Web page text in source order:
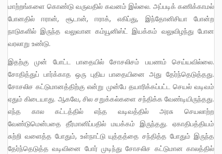
மாற்றங்களை கொண்டு வருவதில் கவனம் இல்லை. அப்படிக் கணிக்காமல்
போனதில் ஈரான், சூடான், ஈராக், எகிப்து, இந்தோனிசியா போன்ற
நாடுகளில் இருந்த வலுவான கம்யூனிஸ்ட் இயக்கம் வலுவிழந்து போன
வரலாறு உண்டு.
இதற்கு முன் போட்ட பாதையில் சோசலிசம் பயணம் செய்யவில்லை.
சோதித்துப் பார்க்காத ஒரு புதிய பாதையினை அது தேர்ந்தெடுத்தது.
சோசலிச கட்டுமானத்திற்கு என்று முன்பே தயாரிக்கப்பட்ட செயல் வடிவம்
ஏதும் கிடையாது. ஆகவே, சில சறுக்கல்களை சந்திக்க வேண்டியிருந்தது.
எந்த கால கட்டத்தில் எந்த வடிவத்தில் அரசு செயலாற்ற
வேண்டுமென்பதை தீர்மானிப்பதில் மயக்கம் இருந்தது. ஏகாதிபத்தியம்
சுற்றி வளைத்த போதும், உள்நாட்டு யுத்தத்தை சந்தித்த போதும் இருந்த
தேர்ந்தெடுத்த வடிவினை போர் முடிந்து சோசலிச கட்டுமான காலத்தில்